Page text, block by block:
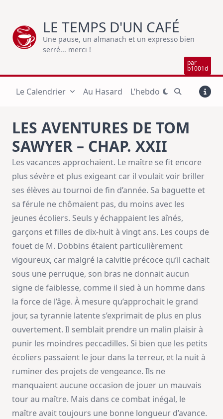
content
LE TEMPS D'UN CAFÉ
Une pause, un almanach et un expresso bien
serré... merci !
par
b1001d
Le Calendrier Au Hasard L’hebdo
LES AVENTURES DE TOM
SAWYER – CHAP. XXII
Les vacances approchaient. Le maître se fit encore
plus sévère et plus exigeant car il voulait voir briller
ses élèves au tournoi de fin d’année. Sa baguette et
sa férule ne chômaient pas, du moins avec les
jeunes écoliers. Seuls y échappaient les aînés,
garçons et filles de dix-huit à vingt ans. Les coups de
fouet de M. Dobbins étaient particulièrement
vigoureux, car malgré la calvitie précoce qu’il cachait
sous une perruque, son bras ne donnait aucun
signe de faiblesse, comme il sied à un homme dans
la force de l’âge. À mesure qu’approchait le grand
jour, sa tyrannie latente s’exprimait de plus en plus
ouvertement. Il semblait prendre un malin plaisir à
punir les moindres peccadilles. Si bien que les petits
écoliers passaient le jour dans la terreur, et la nuit à
ruminer des projets de vengeance. Ils ne
manquaient aucune occasion de jouer un mauvais
tour au maître. Mais dans ce combat inégal, le
maître avait toujours une bonne longueur d’avance.